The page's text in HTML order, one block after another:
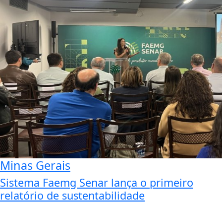
Minas Gerais
Sistema Faemg Senar lança o primeiro
relatório de sustentabilidade